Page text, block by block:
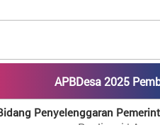
CALON
931 Kali
Acara Sosialisasi
APBDesa 2025
Penyelenggaran